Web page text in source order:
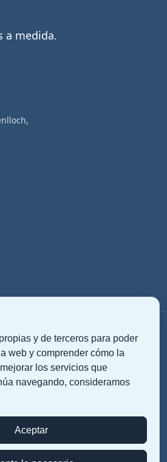
DE LA CADENA
EXPERTO Y
TRANSPORTE Y
EFICIENCIA Y
RIESGOS Y COSTES
a medida.
Transporte AéreoTransporte Terrestre
DocumentalAlmacenaje Inteligente
Proyectos CargoPerecederos
(GDP)
Oficinas y RedCertificaciones
Presupuesto
y de terceros para poder
web y comprender cómo la
los servicios que
navegando, consideramos
Aceptar